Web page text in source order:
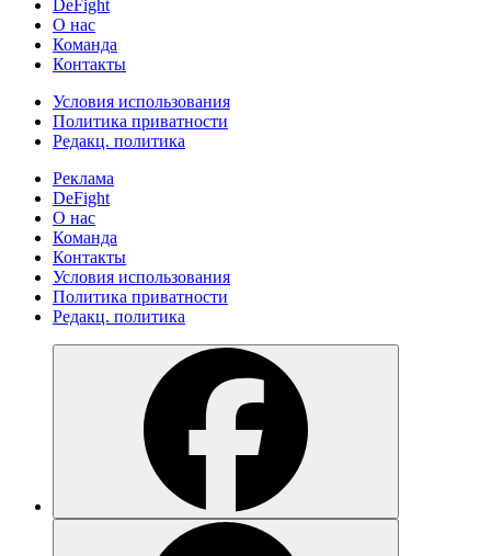
DeFight
О нас
Команда
Контакты
Условия использования
Политика приватности
Редакц. политика
Реклама
DeFight
О нас
Команда
Контакты
Условия использования
Политика приватности
Редакц. политика